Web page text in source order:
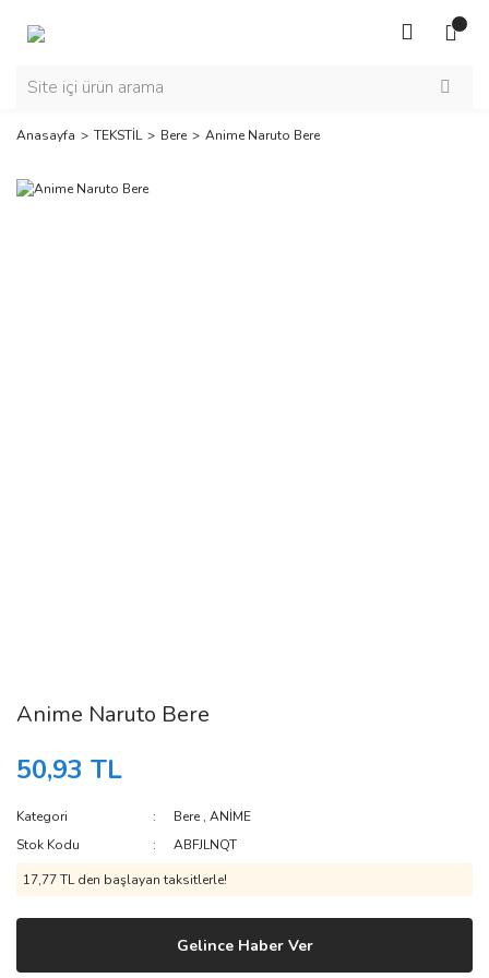
Anasayfa TEKSTİL Bere Anime Naruto Bere
Anime Naruto Bere
50,93 TL
Kategori Bere ,ANİME
Stok Kodu
ABFJLNQT
17,77 TL den başlayan taksitlerle!
Gelince Haber Ver